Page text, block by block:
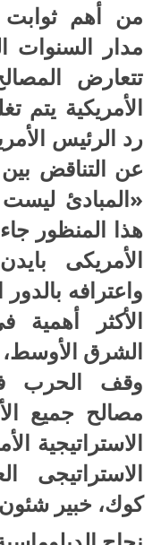
من أهم ثوابت
مدار السنوات
تتعارض
الأمريكية يتم
رد الرئيس
عن التناقض
«المبادئ ليست
هذا المنظور
الأمريكى
واعترافه
الأكثر
الشرق
وقف الحرب
مصالح جميع
الاستراتيجية
الاستراتيجى
كوك، خبير شئون